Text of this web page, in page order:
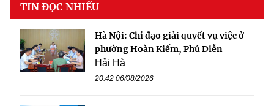
TIN ĐỌC NHIỀU
Hà Nội: Chỉ đạo giải quyết vụ việc ở
phường Hoàn Kiếm, Phú Diễn
Hải Hà
20:42 06/08/2026